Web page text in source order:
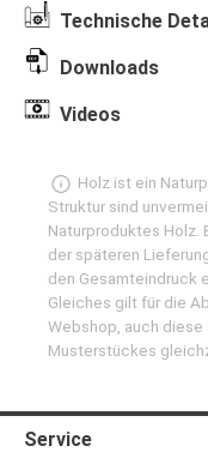
Technische
Downloads
Videos
Holz ist ein
Struktur sind
Naturproduktes Holz.
der späteren
den Gesamteindruck
Gleiches gilt für die
Webshop, auch
Musterstückes
Service